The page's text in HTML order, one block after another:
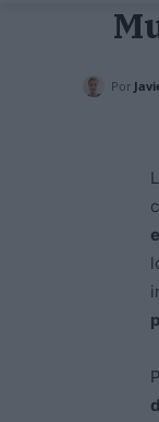
Por